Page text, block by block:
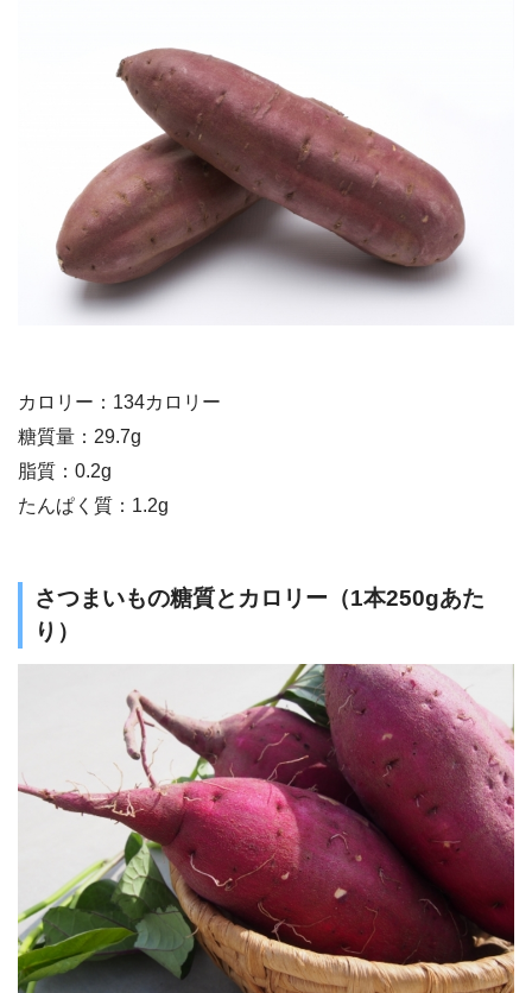
カロリー：134カロリー
糖質量：29.7g
脂質：0.2g
たんぱく質：1.2g
さつまいもの糖質とカロリー（1本250gあた
り）